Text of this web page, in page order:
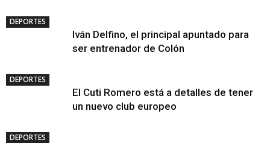
DEPORTES
Iván Delfino, el principal apuntado para
ser entrenador de Colón
DEPORTES
El Cuti Romero está a detalles de tener
un nuevo club europeo
DEPORTES